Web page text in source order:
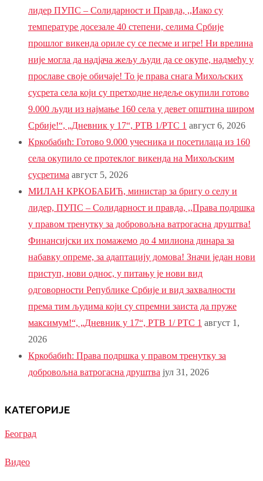
лидер ПУПС – Солидарност и Правда, ,,Иако су
температуре досезале 40 степени, селима Србије
прошлог викенда ориле су се песме и игре! Ни врелина
није могла да надјача жељу људи да се окупе, надмећу у
прославе своје обичаје! То је права снага Михољских
сусрета села који су претходне недеље окупили готово
9.000 људи из најмање 160 села у девет општина широм
Србије!“, „Дневник у 17“, РТВ 1/РТС 1 август 6, 2026
Кркобабић: Готово 9.000 учесника и посетилаца из 160
села окупило се протеклог викенда на Михољским
сусретима август 5, 2026
МИЛАН КРКОБАБИЋ, министар за бригу о селу и
лидер, ПУПС – Солидарност и правда, ,,Права подршка
у правом тренутку за добровољна ватрогасна друштва!
Финансијски их помажемо до 4 милиона динара за
набавку опреме, за адаптацију домова! Значи један нови
приступ, нови однос, у питању је нови вид
одговорности Републике Србије и вид захвалности
према тим људима који су спремни заиста да пруже
максимум!“, „Дневник у 17“, РТВ 1/ РТС 1 август 1,
2026
Кркобабић: Права подршка у правом тренутку за
добровољна ватрогасна друштва јул 31, 2026
КАТЕГОРИЈЕ
Београд
Видео